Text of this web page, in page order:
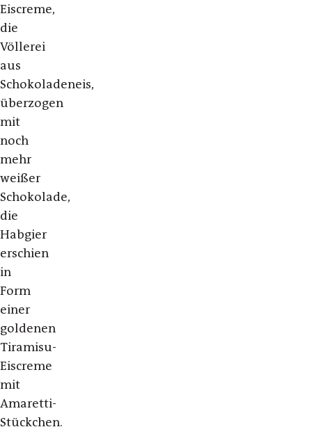
Eiscreme,
die
Völlerei
aus
Schokoladeneis,
überzogen
mit
noch
mehr
weißer
Schokolade,
die
Habgier
erschien
in
Form
einer
goldenen
Tiramisu-
Eiscreme
mit
Amaretti-
Stückchen.